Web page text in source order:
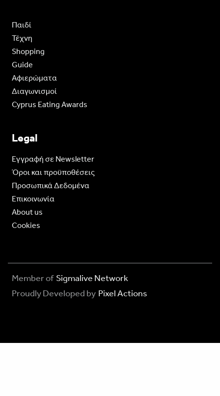
Παιδί
Τέχνη
Shopping
Guide
Aφιερώματα
Διαγωνισμοί
Cyprus Eating Awards
Legal
Eγγραφή σε Newsletter
Όροι και προϋποθέσεις
Προσωπικά Δεδομένα
Επικοινωνία
About us
Cookies
Member of Sigmalive Network
Proudly Developed by Pixel Actions